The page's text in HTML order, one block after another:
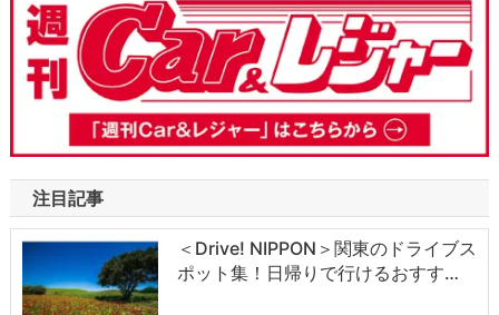
注目記事
＜Drive! NIPPON＞関東のドライブス
ポット集！日帰りで行けるおすす…